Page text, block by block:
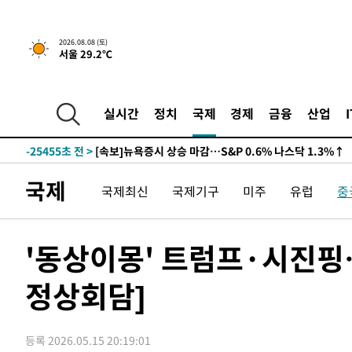
2026.08.08 (토)
서울 29.2℃
실시간 정치 국제 경제 금융 산업
-25455초 전 > [속보]뉴욕증시 상승 마감…S&P 0.6% 나스닥 1.3%↑
국제 국제최신 국제기구 미주 유럽
'동상이몽' 트럼프·시진
정상회담]
등록 2026.05.15 20:19:01